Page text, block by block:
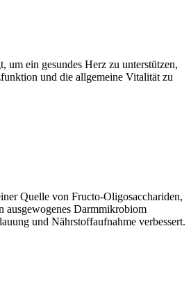
um ein gesundes Herz zu unterstützen,
und die allgemeine Vitalität zu
Quelle von Fructo-Oligosacchariden,
ausgewogenes Darmmikrobiom
und Nährstoffaufnahme verbessert.